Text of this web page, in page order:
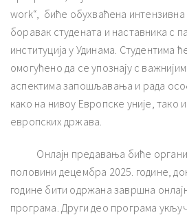
work“, биће обухваћена интензивна
боравак студената и наставника с
институција у Удинама. Студентима
омогућено да се упознају с
аспектима запошљавања и рада
како на нивоу Европске уније, тако
европских држава.
Онлајн предавања биће
половини децембра 2025. године,
године бити одржана завршна
програма. Други део програма